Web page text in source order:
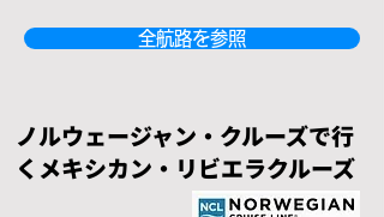
全航路を参照
ノルウェージャン・クルーズで行
くメキシカン・リビエラクルーズ